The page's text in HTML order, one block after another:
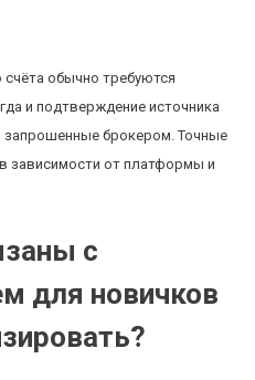
обычно требуются
и подтверждение источника
запрошенные брокером. Точные
зависимости от платформы и
с
для новичков